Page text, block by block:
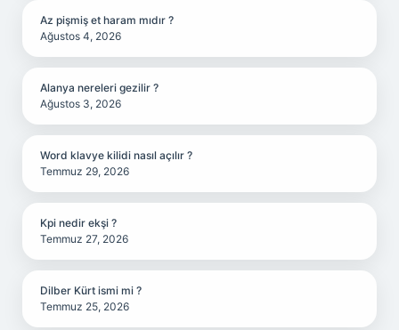
Az pişmiş et haram mıdır ?
Ağustos 4, 2026
Alanya nereleri gezilir ?
Ağustos 3, 2026
Word klavye kilidi nasıl açılır ?
Temmuz 29, 2026
Kpi nedir ekşi ?
Temmuz 27, 2026
Dilber Kürt ismi mi ?
Temmuz 25, 2026